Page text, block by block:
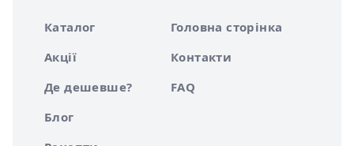
Каталог
Акції
Де дешевше?
Блог
Головна сторінка
Контакти
FAQ